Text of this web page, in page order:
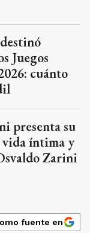
Juegos
cuánto
presenta su
íntima y
Zarini
fuente en